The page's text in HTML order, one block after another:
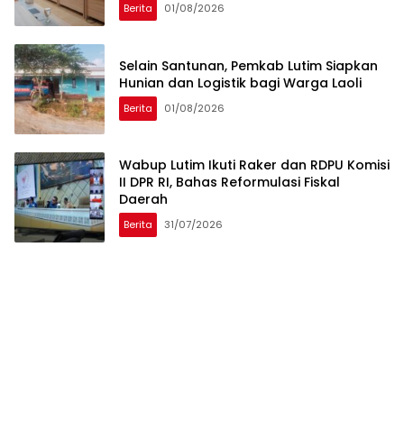
Berita 01/08/2026
Selain Santunan, Pemkab Lutim Siapkan
Hunian dan Logistik bagi Warga Laoli
Berita 01/08/2026
Wabup Lutim Ikuti Raker dan RDPU Komisi
II DPR RI, Bahas Reformulasi Fiskal
Daerah
Berita 31/07/2026